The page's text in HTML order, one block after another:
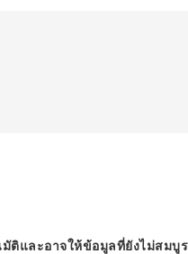
ติและอาจให้ข้อมูลที่ยังไม่สม